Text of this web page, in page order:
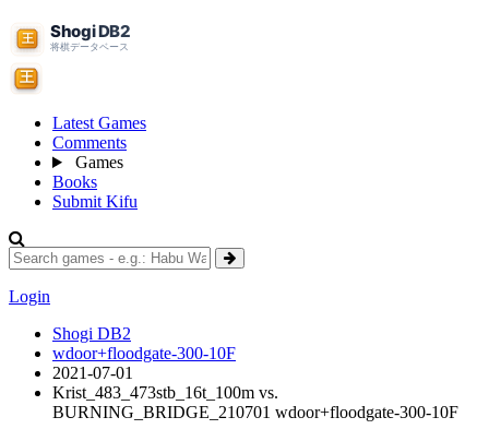
Latest Games
Comments
Games
Books
Submit Kifu
Login
Shogi DB2
wdoor+floodgate-300-10F
2021-07-01
Krist_483_473stb_16t_100m vs.
BURNING_BRIDGE_210701 wdoor+floodgate-300-10F